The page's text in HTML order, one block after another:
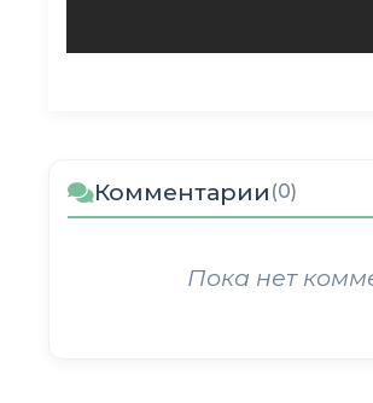
Комментарии (0)
Пока нет